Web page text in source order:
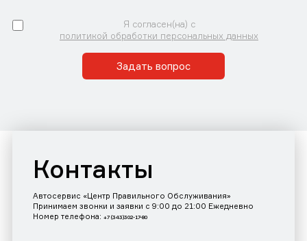
Я согласен(на) с
политикой обработки персональных данных
Задать вопрос
Контакты
Автосервис «Центр Правильного Обслуживания»
Принимаем звонки и заявки с 9:00 до 21:00 Ежедневно
Номер телефона: +7 (343)302-17-80